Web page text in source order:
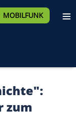
MOBILFUNK
zum